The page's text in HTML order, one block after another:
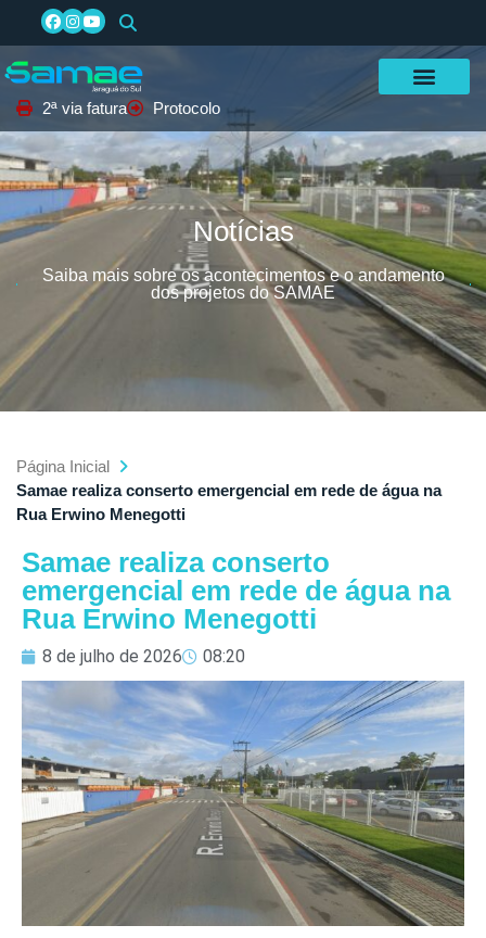
2ª via fatura Protocolo
Notícias
Saiba mais sobre os acontecimentos e o andamento
dos projetos do SAMAE
Página Inicial
Samae realiza conserto emergencial em rede de água na
Rua Erwino Menegotti
Samae realiza conserto
emergencial em rede de água na
Rua Erwino Menegotti
8 de julho de 2026 08:20